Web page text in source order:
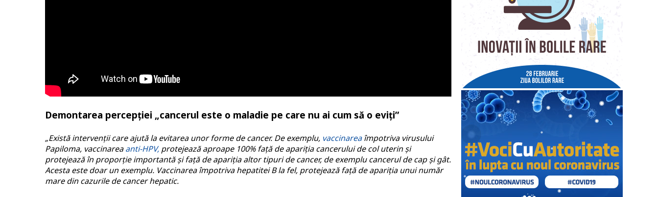
Demontarea percepției „cancerul este o maladie pe care nu ai cum să o eviți”
„Există intervenții care ajută la evitarea unor forme de cancer. De exemplu, vaccinareaîmpotriva virusului
Papiloma, vaccinareaanti-HPV, protejează aproape 100% față de apariția cancerului de col uterin și
protejează în proporție importantă și față de apariția altor tipuri de cancer, de exemplu cancerul de cap și gât.
Acesta este doar un exemplu. Vaccinarea împotriva hepatitei B la fel, protejează față de apariția unui număr
mare din cazurile de cancer hepatic.